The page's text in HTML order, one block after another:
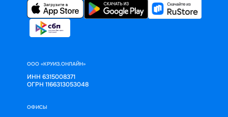
ООО «КРУИЗ.ОНЛАЙН»
ИНН 6315008371
ОГРН 1166313053048
ОФИСЫ